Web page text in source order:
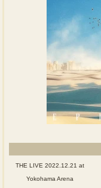
THE LIVE 2022.12.21 at
Yokohama Arena